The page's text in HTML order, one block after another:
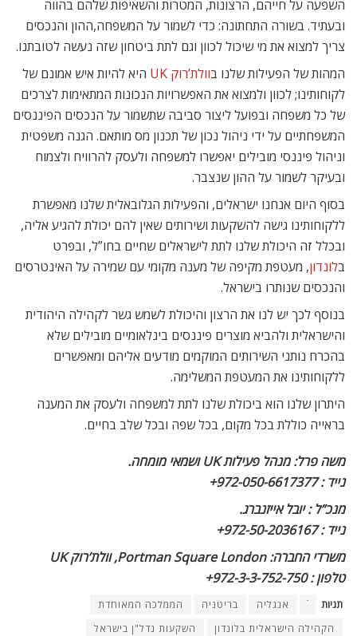
השפעה על חייהם, הרצונות, המטרות והשאיפות שלהם בהווה
ובעתיד. בשורה התחתונה: כדי לשמור על המשפחה,ההון והנכסים
צריך למצוא את מי שיכול לכוון וגם לתת ביטחון שזה נעשה לטובתנו.
המהות של הפעילות שלנו בוולת’רוק UK
היא להיות איש אמונם של
לקוחותינו; לכוון ולמצוא את האפשרויות הנכונות המתאימות לצרכים
של כל משפחה ובפועל ליצור סביבה שתשמור על הנכסים הפיננסים
המשפחתיים על ידי ניהול נכון של תכנון מס מותאם. הגנה משפטית
וניהול פיננסי מובילים יאפשרו למשפחה ולעסק להרוויח ולצמוח
ובעיקר לשמור על ההון שנצבר.
בסוף היום אנחנו ישראלים, והפעילות הגלובאלית שלנו מאפשרת
ללקוחותינו גישה להשקעות ושירותים שאין להם יכולת להגיע אליה,
ובכלל זה היכולת שלנו לתת לישראלים שחיים בחו”ל, ובפרט
בלונדון, מעטפת מקיפה של מענה מקומי עם שמירה על האינטרסים
והנכסים שנותרו בישראל.
בנוסף לכך יש לנו את הרצון והיכולת לשמש גשר לקהילה היהודית
והישראלית ולהביא מוצרים פיננסים בינלאומיים מובילים שלא
בהכרח נותני השירותים המוקמים מודעים אליהם ומאפשרים
ללקוחותינו את המעטפת המשלימה.
היתרון שלנו הוא ביכולת שלנו לתת למשפחה ולעסק את המענה
בראייה כוללת בכל מקום, בכל שפה ובכל שלב בחיים.
משה פרל: מנהל פעילות UK ושמאי מומחה.
נייד : 972-050-6617377+
מנכ”ל : יובל אייזנברג.
נייד : 972-50-2036167+
משרדי החברה: Portman Square London, וולת’רוק UK
טלפון : 972-3-3-752-750+
תגיות ֿ אנגליה בריטניה
הממלכה המאוחדת
הקהילה הישראלית בלונדון
השקעות נדל"ן בישראל